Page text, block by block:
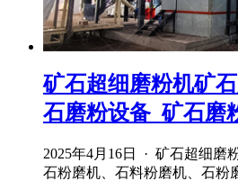
矿石超细磨粉机矿
石磨粉设备_矿石磨
2025年4月16日 · 矿石超细磨
石粉磨机、石料粉磨机、石粉